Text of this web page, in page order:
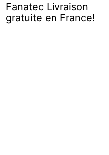
Fanatec Livraison
gratuite en France!